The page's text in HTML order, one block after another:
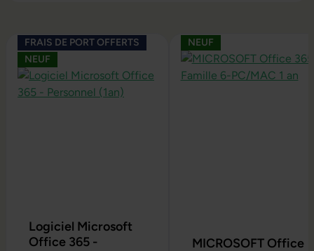
Ignorer la galerie de produits
FRAIS DE PORT OFFERTS
NEUF
Logiciel Microsoft
Office 365 -
NEUF
MICROSOFT Office